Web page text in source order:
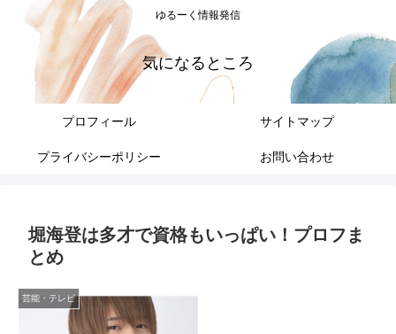
ゆるーく情報発信
気になるところ
プロフィール サイトマップ
プライバシーポリシー お問い合わせ
堀海登は多才で資格もいっぱい！プロフま
とめ
芸能・テレビ